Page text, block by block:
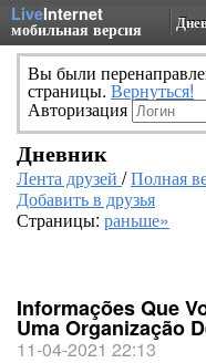
LiveInternet
мобильная версия
Вы были
страницы. Вернуться!
Авторизация
Дневник
Лента друзей /Полная
Добавить в друзья
Страницы: раньше»
Informações Que
Uma Organização
11-04-2021 22:13